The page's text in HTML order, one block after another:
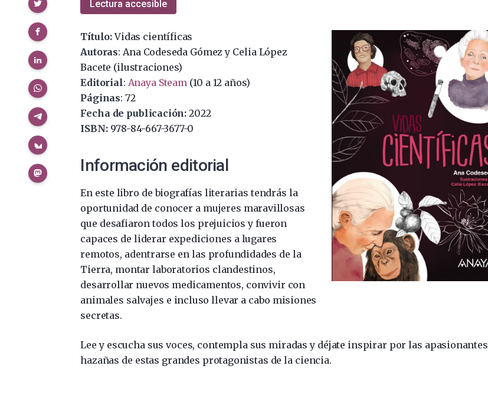
Lectura accesible
Título:Vidas científicas
Autoras: Ana Codeseda Gómez y Celia López
Bacete (ilustraciones)
Editorial: Anaya Steam (10 a 12 años)
Páginas: 72
Fecha de publicación:2022
ISBN:978-84-667-3677-0
Información editorial
En este libro de biografías literarias tendrás la
oportunidad de conocer a mujeres maravillosas
que desafiaron todos los prejuicios y fueron
capaces de liderar expediciones a lugares
remotos, adentrarse en las profundidades de la
Tierra, montar laboratorios clandestinos,
desarrollar nuevos medicamentos, convivir con
animales salvajes e incluso llevar a cabo misiones
secretas.
Lee y escucha sus voces, contempla sus miradas y déjate inspirar por las apasionantes
hazañas de estas grandes protagonistas de la ciencia.